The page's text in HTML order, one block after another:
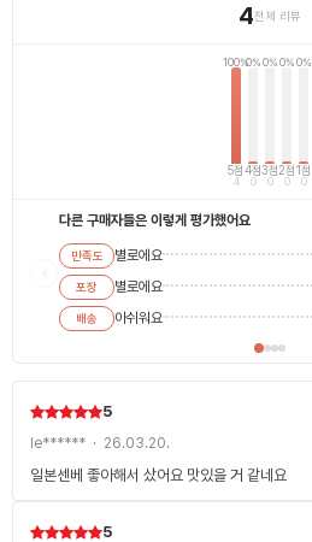
4전체 리뷰
100%
5점
4
0%
4점
0
0%
3점
0
0%
2점
0
0%
1점
0
다른 구매자들은 이렇게 평가했어요
만족도 별로에요
포장 별로에요
배송 아쉬워요
5
le****** · 26.03.20.
일본센베 좋아해서 샀어요 맛있을 거 같네요
5